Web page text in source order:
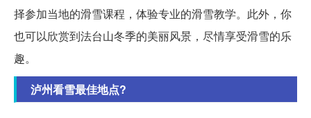
择参加当地的滑雪课程，体验专业的滑雪教学。此外，你
也可以欣赏到法台山冬季的美丽风景，尽情享受滑雪的乐
趣。
泸州看雪最佳地点?